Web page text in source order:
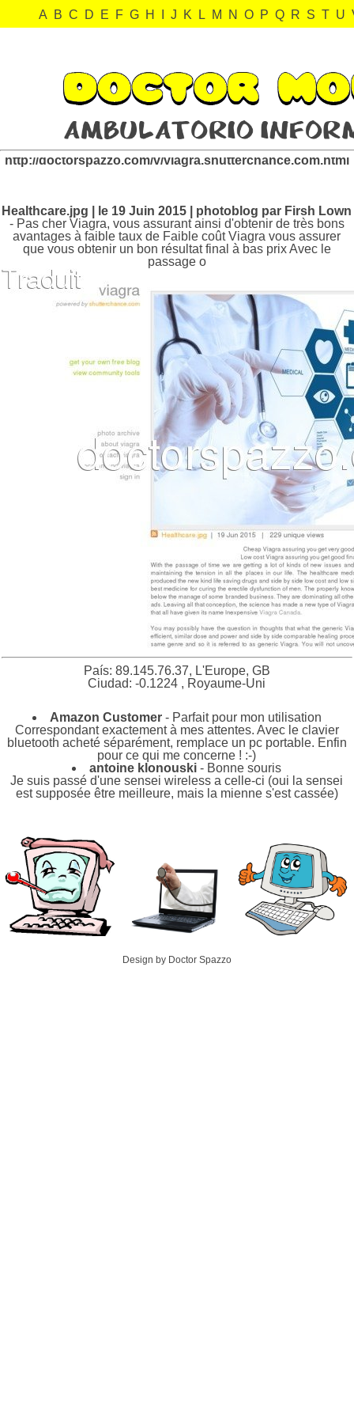
A B C D E F G H J K L M N O P Q R S T U
viagra.shutterchance.com Revisión:
http://doctorspazzo.com/v/viagra.shutterchance.com.html
Healthcare.jpg | le 19 Juin 2015 | photoblog par Firsh Lown
- Pas cher Viagra, vous assurant ainsi d'obtenir de très bons
avantages à faible taux de Faible coût Viagra vous assurer
que vous obtenir un bon résultat final à bas prix Avec le
passage o
País: 89.145.76.37, L'Europe, GB
Ciudad: -0.1224 , Royaume-Uni
Amazon Customer- Parfait pour mon utilisation
Correspondant exactement à mes attentes. Avec le clavier
bluetooth acheté séparément, remplace un pc portable. Enfin
pour ce qui me concerne ! :-)
antoine klonouski - Bonne souris
Je suis passé d'une sensei wireless a celle-ci (oui la sensei
est supposée être meilleure, mais la mienne s'est cassée)
Design by Doctor Spazzo